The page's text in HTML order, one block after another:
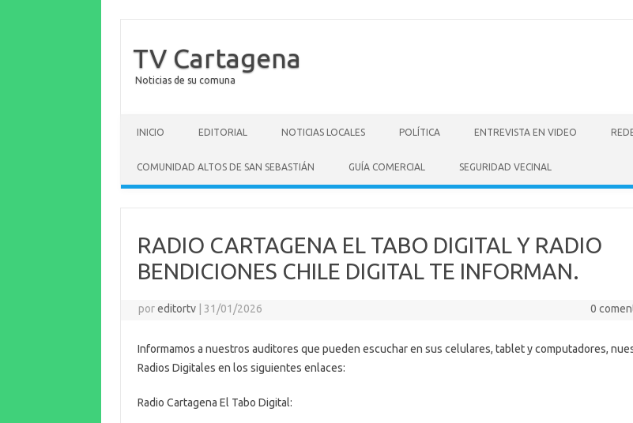
TV Cartagena
Noticias de su comuna
INICIO EDITORIAL NOTICIAS LOCALES POLÍTICA ENTREVISTA EN VIDEO
COMUNIDAD ALTOS DE SAN SEBASTIÁN GUÍA COMERCIAL SEGURIDAD VECINAL
RADIO CARTAGENA EL TABO DIGITAL Y RADIO
BENDICIONES CHILE DIGITAL TE INFORMAN.
poreditortv 31/01/2026 0
Informamos a nuestros auditores que pueden escuchar en sus celulares, tablet y computadores,
Radios Digitales en los siguientes enlaces:
Radio Cartagena El Tabo Digital: